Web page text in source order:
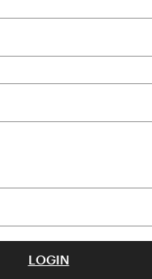
LOGIN